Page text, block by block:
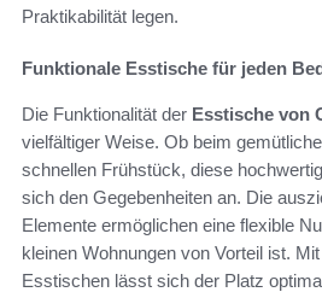
Praktikabilität legen.
Funktionale Esstische für jeden
Die Funktionalität der Esstische von
vielfältiger Weise. Ob beim
schnellen Frühstück, diese
sich den Gegebenheiten an. Die
Elemente ermöglichen eine flexible
kleinen Wohnungen von Vorteil ist.
Esstischen lässt sich der Platz